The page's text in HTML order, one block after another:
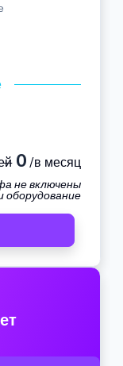
0 /в месяц
не включены
оборудование